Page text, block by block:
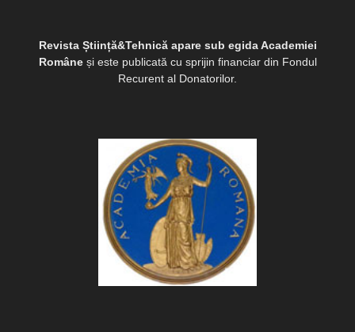
Revista Știință&Tehnică apare sub egida Academiei
Româneși este publicată cu sprijin financiar din Fondul
Recurent al Donatorilor.